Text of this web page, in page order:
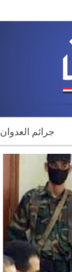
جرائم العدوان